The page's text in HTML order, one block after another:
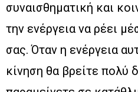
συναισθηματική και
την ενέργεια να ρέει
σας. Όταν η ενέργεια
κίνηση θα βρείτε πολύ